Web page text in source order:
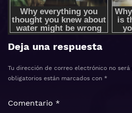
Deja una respuesta
Tu dirección de correo electrónico no
obligatorios están marcados con *
Comentario *